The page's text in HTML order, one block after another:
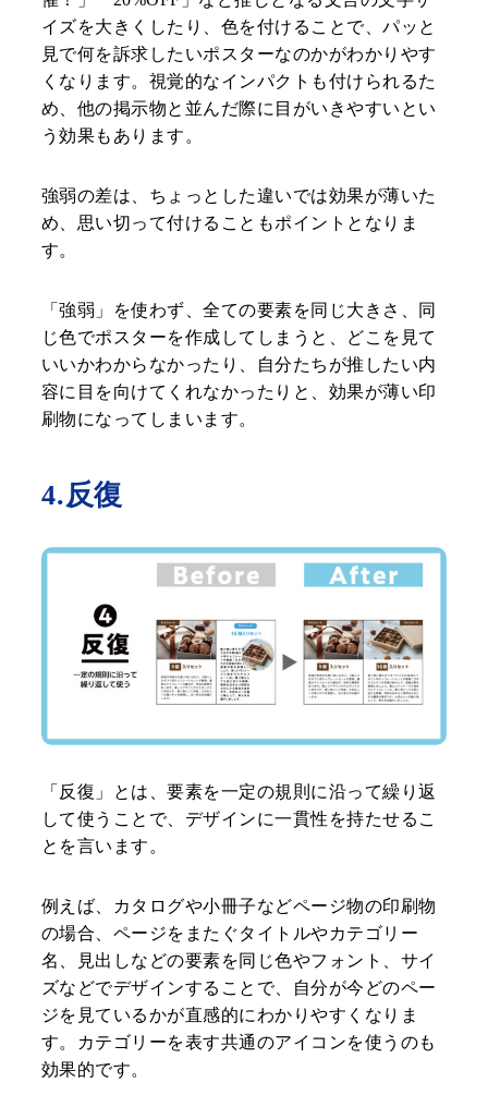
イズを大きくしたり、色を付けることで、パッと
見で何を訴求したいポスターなのかがわかりやす
くなります。視覚的なインパクトも付けられるた
め、他の掲示物と並んだ際に目がいきやすいとい
う効果もあります。
強弱の差は、ちょっとした違いでは効果が薄いた
め、思い切って付けることもポイントとなりま
す。
「強弱」を使わず、全ての要素を同じ大きさ、同
じ色でポスターを作成してしまうと、どこを見て
いいかわからなかったり、自分たちが推したい内
容に目を向けてくれなかったりと、効果が薄い印
刷物になってしまいます。
4.反復
「反復」とは、要素を一定の規則に沿って繰り返
して使うことで、デザインに一貫性を持たせるこ
とを言います。
例えば、カタログや小冊子などページ物の印刷物
の場合、ページをまたぐタイトルやカテゴリー
名、見出しなどの要素を同じ色やフォント、サイ
ズなどでデザインすることで、自分が今どのペー
ジを見ているかが直感的にわかりやすくなりま
す。カテゴリーを表す共通のアイコンを使うのも
効果的です。